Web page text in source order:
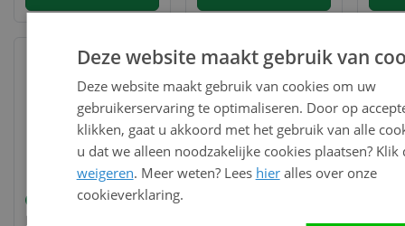
Op voorraad
Montage
Verbindingsprofiel
Deze website maakt gebruik van
Deze website maakt gebruik van cookies om uw
gebruikerservaring te optimaliseren. Door op
klikken, gaat u akkoord met het gebruik van alle
u dat we alleen noodzakelijke cookies plaatsen? Klik
weigeren. Meer weten? Lees hieralles over onze
cookieverklaring.